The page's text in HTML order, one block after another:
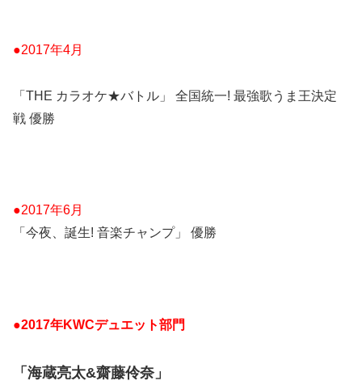
●2017年4月
「THE カラオケ★バトル」 全国統一! 最強歌うま王決定
戦 優勝
●2017年6月
「今夜、誕生! 音楽チャンプ」 優勝
●2017年KWCデュエット部門
「海蔵亮太&齋藤伶奈」